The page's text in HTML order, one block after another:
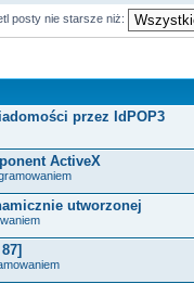
posty nie starsze niż:
przez IdPOP3
ActiveX
utworzonej